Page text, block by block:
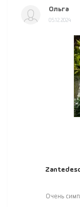
Ольга
05.12.2024
Очень